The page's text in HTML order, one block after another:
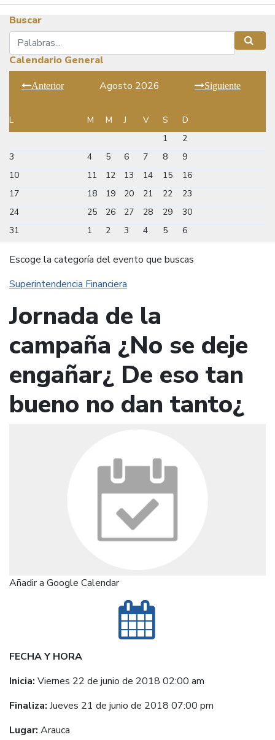
Buscar
Buscar
Calendario General
Anterior Agosto 2026 Siguiente
L M M J V S
D
1
2
3
4 5 6 7 8
9
10
11 12 13 14 15
16
17
18 19 20 21 22
23
24
25 26 27 28 29
30
31
1 2 3 4 5 6
Escoge la categoría del evento que buscas
Superintendencia Financiera
Jornada de la
campaña ¿No se deje
engañar¿ De eso tan
bueno no dan tanto¿
Añadir a Google Calendar
FECHA Y HORA
Inicia: Viernes 22 de junio de 2018 02:00 am
Finaliza: Jueves 21 de junio de 2018 07:00 pm
Lugar: Arauca